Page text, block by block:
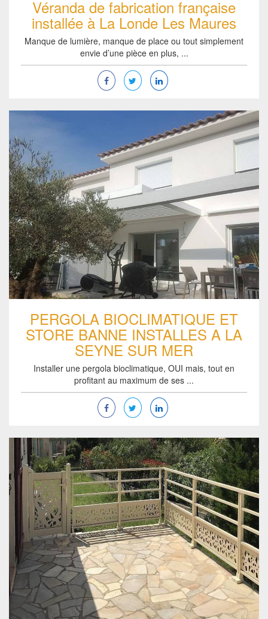
Véranda de fabrication française
installée à La Londe Les Maures
Manque de lumière, manque de place ou tout simplement
envie d’une pièce en plus, ...
PERGOLA BIOCLIMATIQUE ET
STORE BANNE INSTALLES A LA
SEYNE SUR MER
Installer une pergola bioclimatique, OUI mais, tout en
profitant au maximum de ses ...